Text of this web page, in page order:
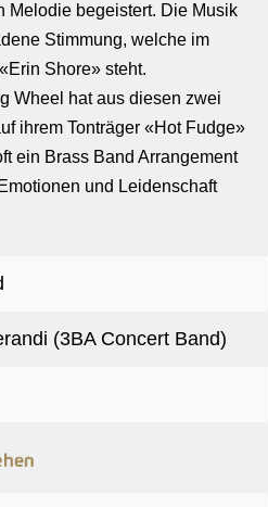
Melodie begeistert. Die Musik
Stimmung, welche im
Shore» steht.
Wheel hat aus diesen zwei
ihrem Tonträger «Hot Fudge»
ein Brass Band Arrangement
und Leidenschaft
(3BA Concert Band)